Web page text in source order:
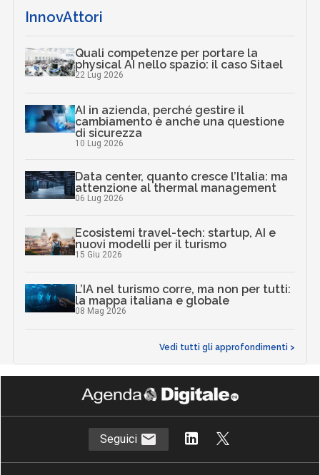
InnovAttori
Quali competenze per portare la
physical AI nello spazio: il caso Sitael
22 Lug 2026
AI in azienda, perché gestire il
cambiamento è anche una questione
di sicurezza
10 Lug 2026
Data center, quanto cresce l’Italia: ma
attenzione al thermal management
06 Lug 2026
Ecosistemi travel-tech: startup, AI e
nuovi modelli per il turismo
15 Giu 2026
L’IA nel turismo corre, ma non per tutti:
la mappa italiana e globale
08 Mag 2026
Vedi tutti gli approfondimenti >
Seguici